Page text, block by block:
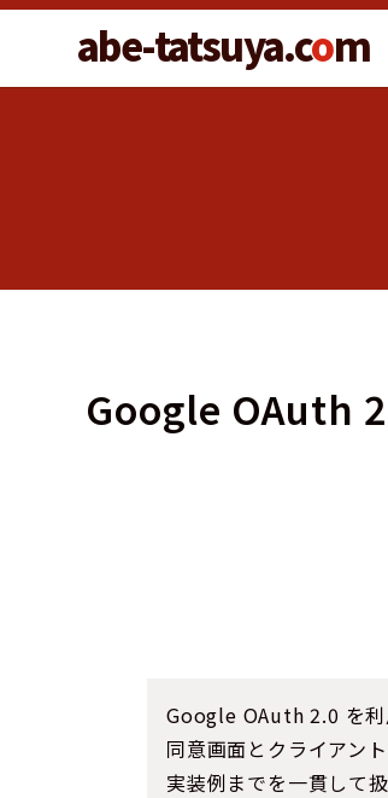
abe-tatsuya.com
Google OAuth
Google OAuth 2.0 を
同意画面とクライアン
実装例までを一貫して扱